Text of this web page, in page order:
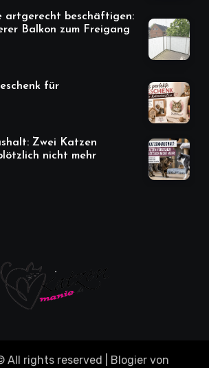
artgerecht beschäftigen:
Balkon zum Freigang
für
Zwei Katzen
nicht mehr
All rights reserved Blogiervon